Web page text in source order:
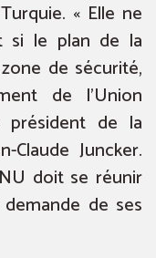
« Elle ne
si le plan de la
de sécurité,
de l’Union
président de la
Claude Juncker.
doit se réunir
de ses